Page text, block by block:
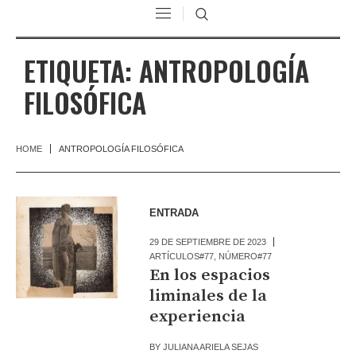
ETIQUETA: ANTROPOLOGÍA
FILOSÓFICA
HOME ANTROPOLOGÍA FILOSÓFICA
ENTRADA
29 DE SEPTIEMBRE DE 2023
ARTÍCULOS#77 NÚMERO#77
En los espacios
liminales de la
experiencia
BYJULIANA ARIELA SEJAS